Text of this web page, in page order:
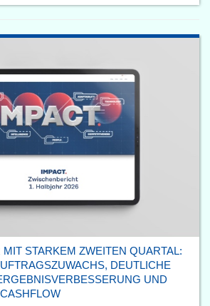
STARKEM ZWEITEN QUARTAL:
DEUTLICHE
UND